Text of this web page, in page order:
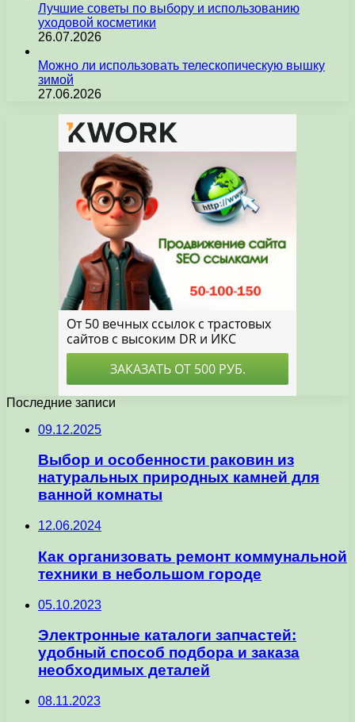
Лучшие советы по выбору и использованию
уходовой косметики
26.07.2026
Можно ли использовать телескопическую вышку
зимой
27.06.2026
Последние записи
09.12.2025
Выбор и особенности раковин из
натуральных природных камней для
ванной комнаты
12.06.2024
Как организовать ремонт коммунальной
техники в небольшом городе
05.10.2023
Электронные каталоги запчастей:
удобный способ подбора и заказа
необходимых деталей
08.11.2023